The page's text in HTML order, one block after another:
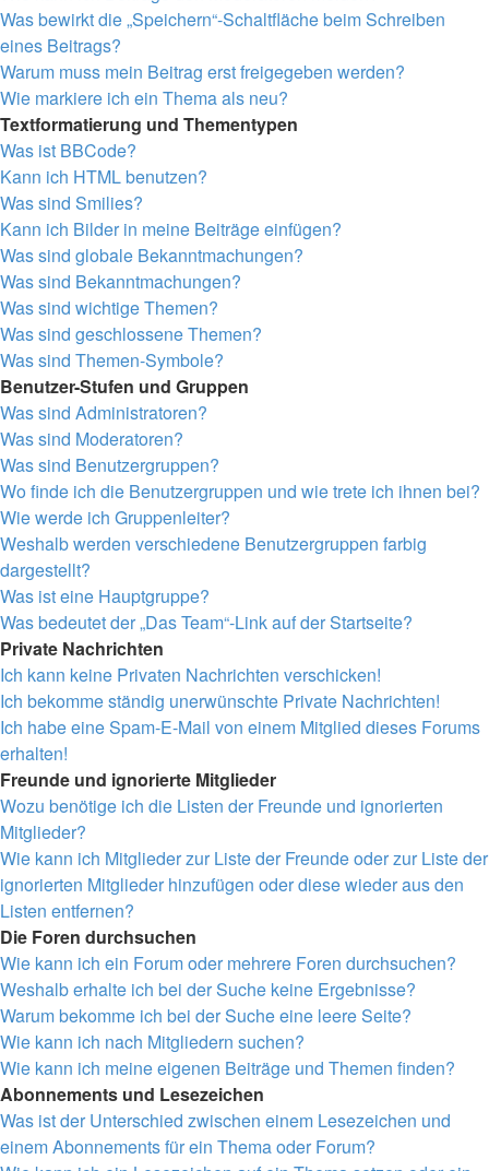
Was bewirkt die „Speichern“-Schaltfläche beim Schreiben
eines Beitrags?
Warum muss mein Beitrag erst freigegeben werden?
Wie markiere ich ein Thema als neu?
Textformatierung und Thementypen
Was ist BBCode?
Kann ich HTML benutzen?
Was sind Smilies?
Kann ich Bilder in meine Beiträge einfügen?
Was sind globale Bekanntmachungen?
Was sind Bekanntmachungen?
Was sind wichtige Themen?
Was sind geschlossene Themen?
Was sind Themen-Symbole?
Benutzer-Stufen und Gruppen
Was sind Administratoren?
Was sind Moderatoren?
Was sind Benutzergruppen?
Wo finde ich die Benutzergruppen und wie trete ich ihnen bei?
Wie werde ich Gruppenleiter?
Weshalb werden verschiedene Benutzergruppen farbig
dargestellt?
Was ist eine Hauptgruppe?
Was bedeutet der „Das Team“-Link auf der Startseite?
Private Nachrichten
Ich kann keine Privaten Nachrichten verschicken!
Ich bekomme ständig unerwünschte Private Nachrichten!
Ich habe eine Spam-E-Mail von einem Mitglied dieses Forums
erhalten!
Freunde und ignorierte Mitglieder
Wozu benötige ich die Listen der Freunde und ignorierten
Mitglieder?
Wie kann ich Mitglieder zur Liste der Freunde oder zur Liste der
ignorierten Mitglieder hinzufügen oder diese wieder aus den
Listen entfernen?
Die Foren durchsuchen
Wie kann ich ein Forum oder mehrere Foren durchsuchen?
Weshalb erhalte ich bei der Suche keine Ergebnisse?
Warum bekomme ich bei der Suche eine leere Seite?
Wie kann ich nach Mitgliedern suchen?
Wie kann ich meine eigenen Beiträge und Themen finden?
Abonnements und Lesezeichen
Was ist der Unterschied zwischen einem Lesezeichen und
einem Abonnements für ein Thema oder Forum?